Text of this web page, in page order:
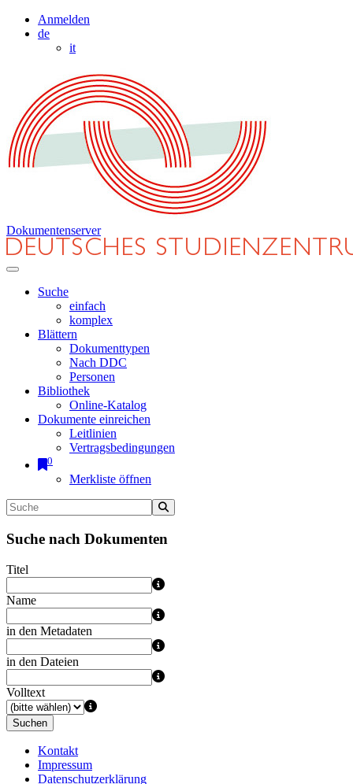
Anmelden
de
it
Dokumentenserver
Suche
einfach
komplex
Blättern
Dokumenttypen
Nach DDC
Personen
Bibliothek
Online-Katalog
Dokumente einreichen
Leitlinien
Vertragsbedingungen
0
Merkliste öffnen
Suche nach Dokumenten
Titel
Name
in den Metadaten
in den Dateien
Volltext
Suchen
Kontakt
Impressum
Datenschutzerklärung